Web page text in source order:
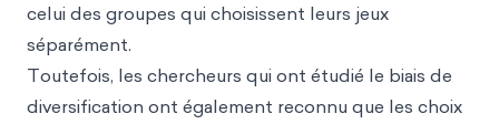
celui des groupes qui choisissent leurs jeux
séparément.
Toutefois, les chercheurs qui ont étudié le biais de
diversification ont également reconnu que les choix